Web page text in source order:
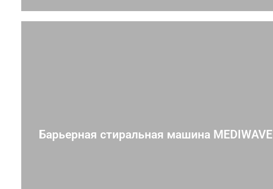
Барьерная стиральная машина MEDIWAVE